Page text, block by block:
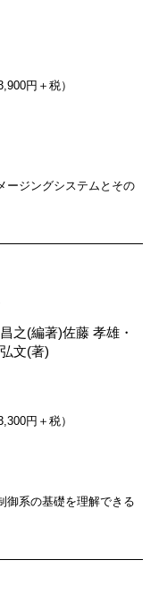
円＋税）
ージングシステムとその
之(編著)佐藤 孝雄 ・
文(著)
円＋税）
御系の基礎を理解できる